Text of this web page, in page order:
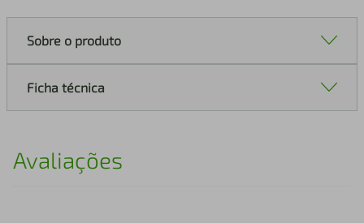
Sobre o produto
Ficha técnica
Avaliações